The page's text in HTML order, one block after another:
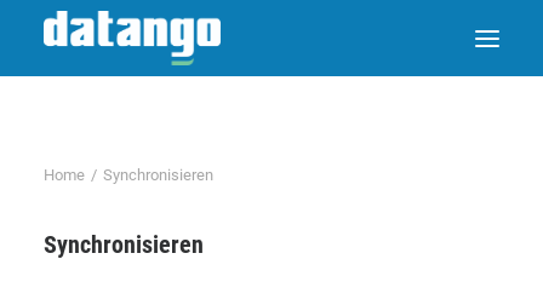
Home Synchronisieren
Synchronisieren